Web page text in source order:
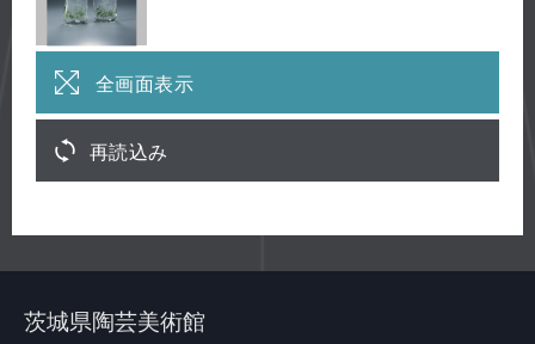
全画面表示
再読込み
茨城県陶芸美術館